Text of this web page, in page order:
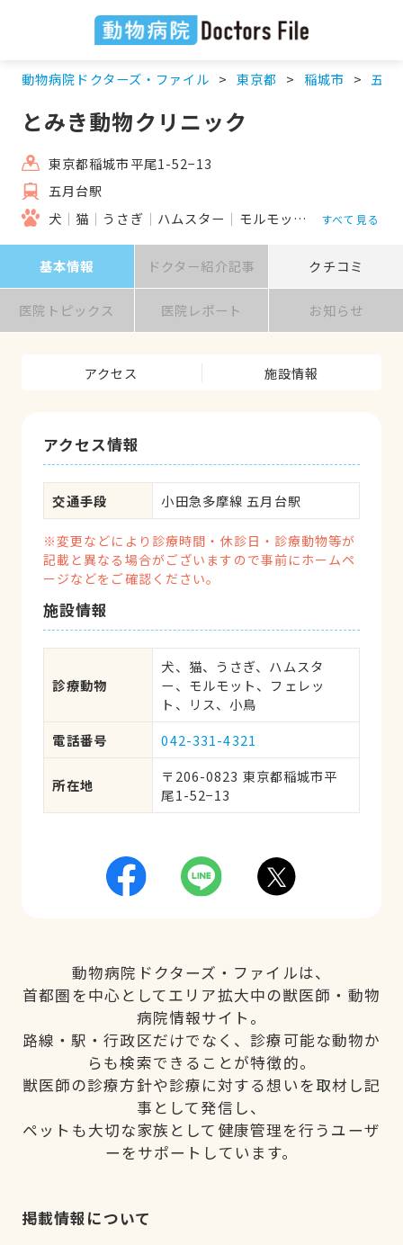
動物病院ドクターズ・ファイル 東京都 稲城市 五月
とみき動物クリニック
東京都稲城市平尾1-52−13
五月台駅
犬
猫 うさぎ ハムスター モルモット フェレット
すべて見る
基本情報 ドクター紹介記事 クチコミ
医院トピックス 医院レポート お知らせ
アクセス 施設情報
アクセス情報
交通手段 小田急多摩線 五月台駅
※変更などにより診療時間・休診日・診療動物等が
記載と異なる場合がございますので事前にホームペ
ージなどをご確認ください。
施設情報
診療動物
犬、猫、うさぎ、ハムスタ
ー、モルモット、フェレッ
ト、リス、小鳥
電話番号
042-331-4321
所在地
〒206-0823 東京都稲城市平
尾1-52−13
動物病院ドクターズ・ファイルは、
首都圏を中心としてエリア拡大中の獣医師・動物
病院情報サイト。
路線・駅・行政区だけでなく、診療可能な動物か
らも検索できることが特徴的。
獣医師の診療方針や診療に対する想いを取材し記
事として発信し、
ペットも大切な家族として健康管理を行うユーザ
ーをサポートしています。
掲載情報について